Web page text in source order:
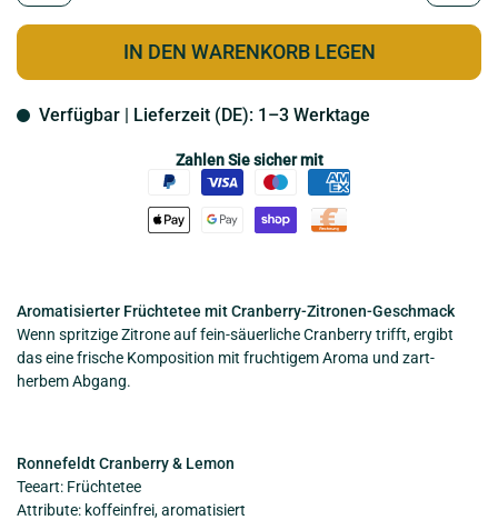
IN DEN WARENKORB LEGEN
Verfügbar | Lieferzeit (DE): 1–3 Werktage
Zahlen Sie sicher mit
Aromatisierter Früchtetee mit Cranberry-Zitronen-Geschmack
Wenn spritzige Zitrone auf fein-säuerliche Cranberry trifft, ergibt
das eine frische Komposition mit fruchtigem Aroma und zart-
herbem Abgang.
Ronnefeldt Cranberry & Lemon
Teeart: Früchtetee
Attribute: koffeinfrei, aromatisiert